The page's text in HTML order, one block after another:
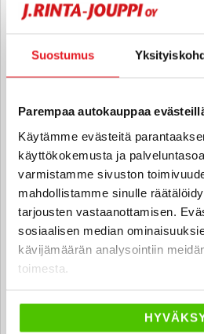
Suostumus
Parempaa autokauppaa
Käytämme evästeitä
käyttökokemusta ja
varmistamme sivuston
mahdollistamme sinulle
tarjousten vastaanottamisen.
sosiaalisen median
kävijämäärän analysointiin
toimesta.
Automyyjä FI
Eetu Lager
Automyyjä,
SV
eetu.lager
040 711 9897
Jimi Esko